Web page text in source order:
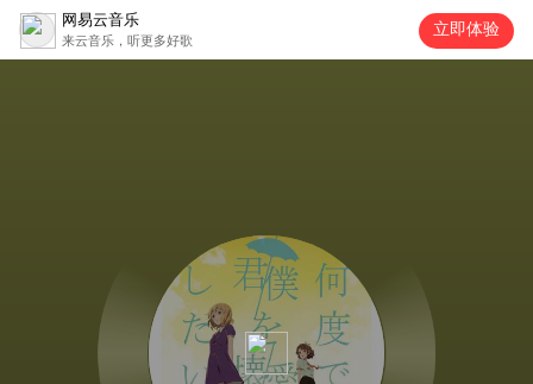
网易云音乐
来云音乐，听更多好歌
立即体验